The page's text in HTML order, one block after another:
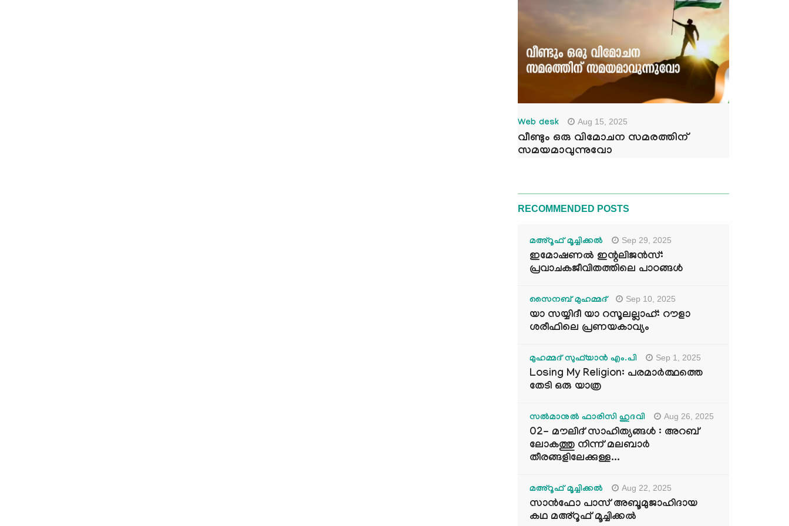
Web desk Aug 15, 2025
വീണ്ടും ഒരു വിമോചന സമരത്തിന്
സമയമാവുന്നുവോ
RECOMMENDED POSTS
മഅ്റൂഫ് മൂച്ചിക്കല്‍ Sep 29, 2025
ഇമോഷണൽ ഇന്റലിജൻസ്:
പ്രവാചകജീവിതത്തിലെ പാഠങ്ങൾ
സൈനബ് മുഹമ്മദ് Sep 10, 2025
യാ സയ്യിദീ യാ റസൂലല്ലാഹ്: റൗളാ
ശരീഫിലെ പ്രണയകാവ്യം
മുഹമ്മദ് സുഫ്‌യാൻ എം.പി Sep 1, 2025
Losing My Religion: പരമാർത്ഥത്തെ
തേടി ഒരു യാത്ര
സൽമാനുൽ ഫാരിസി ഹുദവി Aug 26, 2025
02- മൗലിദ് സാഹിത്യങ്ങൾ : അറബ്
ലോകത്തു നിന്ന് മലബാർ
തീരങ്ങളിലേക്കുള്ള...
മഅ്റൂഫ് മൂച്ചിക്കല്‍ Aug 22, 2025
സാൻഫോ പാസ് അബൂമുജാഹിദായ
കഥ മഅ്റൂഫ് മൂച്ചിക്കല്‍